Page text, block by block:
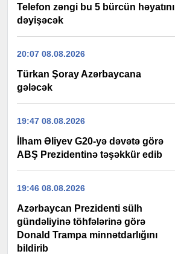
Telefon zəngi bu 5 bürcün həyatını
dəyişəcək
20:07 08.08.2026
Türkan Şoray Azərbaycana
gələcək
19:47 08.08.2026
İlham Əliyev G20-yə dəvətə görə
ABŞ Prezidentinə təşəkkür edib
19:46 08.08.2026
Azərbaycan Prezidenti sülh
gündəliyinə töhfələrinə görə
Donald Trampa minnətdarlığını
bildirib